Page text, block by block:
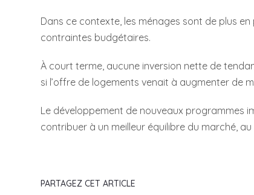
Dans ce contexte, les ménages sont de plus
contraintes budgétaires.
À court terme, aucune inversion nette de
si l’offre de logements venait à augmenter de
Le développement de nouveaux programmes
contribuer à un meilleur équilibre du marché,
PARTAGEZ CET ARTICLE